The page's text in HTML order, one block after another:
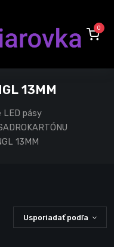
0
13MM
LED pásy
13MM
Usporiadať podľa